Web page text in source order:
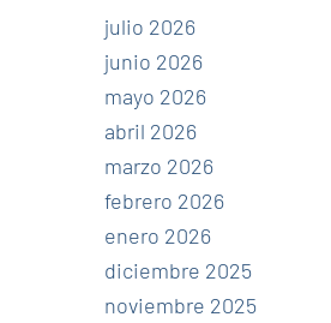
julio 2026
junio 2026
mayo 2026
abril 2026
marzo 2026
febrero 2026
enero 2026
diciembre 2025
noviembre 2025